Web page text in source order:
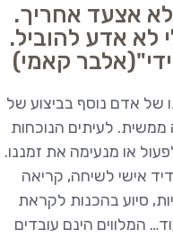
לא אצעד אחריך.
לא אדע להוביל.
קאמי)
של אדם נוסף בביצוע של
ממשית. לעיתים הנוכחות
או מנעימה את זמננו.
אישי לשיחה, קריאה
סיוע בהכנות לקראת
המלווים הינם עובדים